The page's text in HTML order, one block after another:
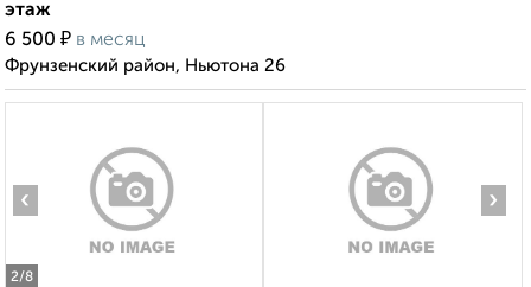
этаж
6 500 ₽ в месяц
Фрунзенский район, Ньютона 26
2/8
‹ ›